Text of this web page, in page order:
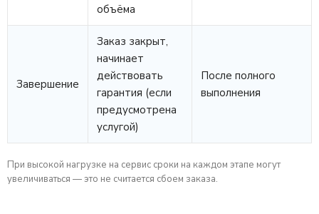
объёма
Завершение
Заказ закрыт,
начинает
действовать
гарантия (если
предусмотрена
услугой)
После полного
выполнения
При высокой нагрузке на сервис сроки на каждом этапе могут
увеличиваться — это не считается сбоем заказа.